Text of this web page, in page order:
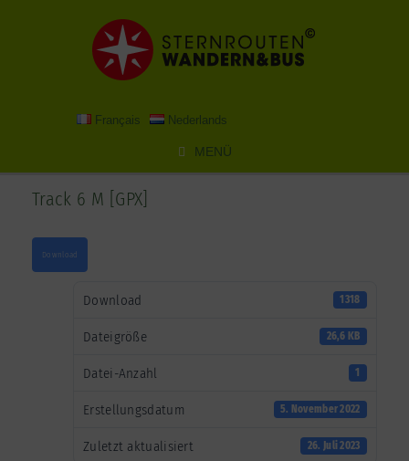
Français Nederlands
MENÜ
Track 6 M [GPX]
Download
Download 1318
Dateigröße 26,6 KB
Datei-Anzahl 1
Erstellungsdatum 5. November 2022
Zuletzt aktualisiert 26. Juli 2023